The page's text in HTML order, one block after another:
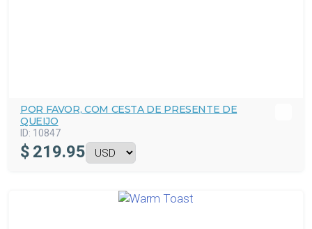
POR FAVOR, COM CESTA DE PRESENTE DE
QUEIJO
ID: 10847
$ 219.95